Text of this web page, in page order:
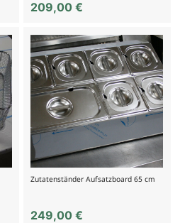
209,00€
Zutatenständer Aufsatzboard 65 cm
249,00€